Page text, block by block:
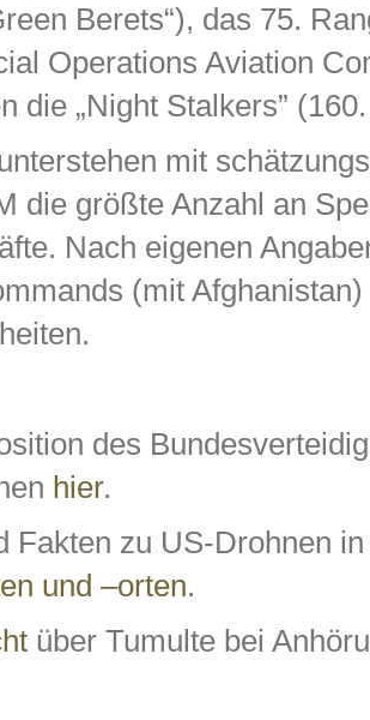
Berets“), das 75.
Operations Aviation
die „Night Stalkers”
mit
die größte Anzahl an
Nach eigenen
(mit
des
hier.
Fakten zu US-Drohnen
und –orten.
über Tumulte bei